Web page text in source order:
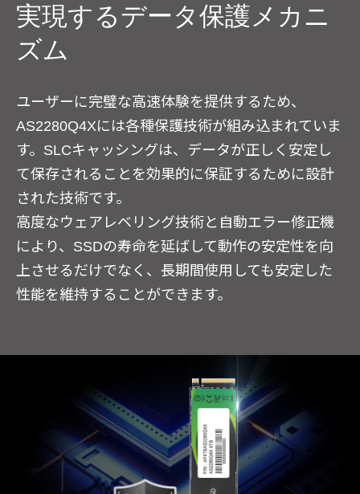
実現するデータ保護メカニ
ズム
ユーザーに完璧な高速体験を提供するため、
AS2280Q4Xには各種保護技術が組み込まれていま
す。SLCキャッシングは、データが正しく安定し
て保存されることを効果的に保証するために設計
された技術です。
高度なウェアレベリング技術と自動エラー修正機
により、SSDの寿命を延ばして動作の安定性を向
上させるだけでなく、長期間使用しても安定した
性能を維持することができます。